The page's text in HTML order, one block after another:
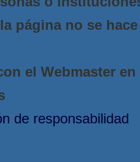
página no se
el Webmaster
de responsabilidad